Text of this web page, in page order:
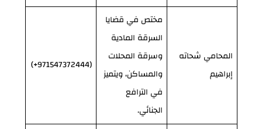
المحامي شحاته
إبراهيم
مختص في قضايا
السرقة المادية
وسرقة المحلات
والمساكن، ويتميز
في الترافع
الجنائي.
(971547372444+)